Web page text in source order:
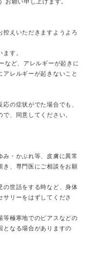
お願い申し上げます。
控えいただきますようよろ
す。
など、アレルギーが起きに
アレルギーが起きないこと
の症状がでた場合でも、
、同意してください。
み・かぶれ等、皮膚に異常
き、専門医にご相談をお願
の世話をする時など、身体
サリーをはずしてくださ
等極寒地でのピアスなどの
となる場合がありますの